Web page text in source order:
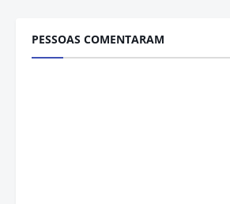
PESSOAS COMENTARAM